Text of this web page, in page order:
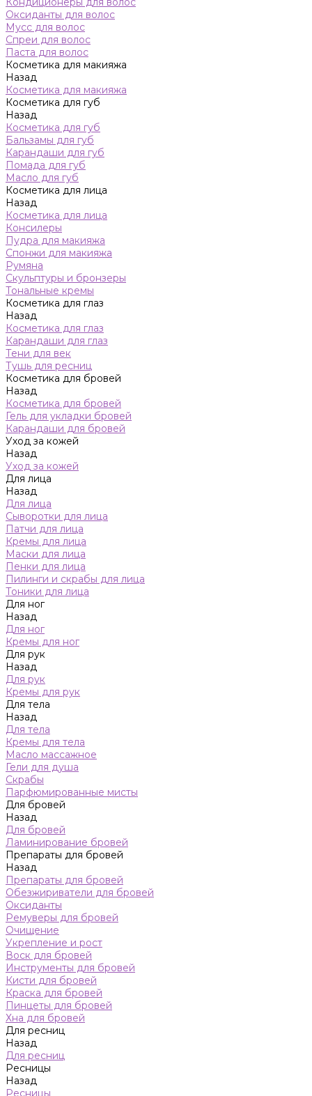
Оксиданты для волос
Мусс для волос
Спреи для волос
Паста для волос
Косметика для макияжа
Назад
Косметика для макияжа
Косметика для губ
Назад
Косметика для губ
Бальзамы для губ
Карандаши для губ
Помада для губ
Масло для губ
Косметика для лица
Назад
Косметика для лица
Консилеры
Пудра для макияжа
Спонжи для макияжа
Румяна
Скульптуры и бронзеры
Тональные кремы
Косметика для глаз
Назад
Косметика для глаз
Карандаши для глаз
Тени для век
Тушь для ресниц
Косметика для бровей
Назад
Косметика для бровей
Гель для укладки бровей
Карандаши для бровей
Уход за кожей
Назад
Уход за кожей
Для лица
Назад
Для лица
Сыворотки для лица
Патчи для лица
Кремы для лица
Маски для лица
Пенки для лица
Пилинги и скрабы для лица
Тоники для лица
Для ног
Назад
Для ног
Кремы для ног
Для рук
Назад
Для рук
Кремы для рук
Для тела
Назад
Для тела
Кремы для тела
Масло массажное
Гели для душа
Скрабы
Парфюмированные мисты
Для бровей
Назад
Для бровей
Ламинирование бровей
Препараты для бровей
Назад
Препараты для бровей
Обезжириватели для бровей
Оксиданты
Ремуверы для бровей
Очищение
Укрепление и рост
Воск для бровей
Инструменты для бровей
Кисти для бровей
Краска для бровей
Пинцеты для бровей
Хна для бровей
Для ресниц
Назад
Для ресниц
Ресницы
Назад
Ресницы